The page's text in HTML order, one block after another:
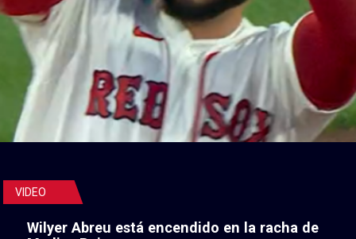
VIDEO
Wilyer Abreu está encendido en la racha de